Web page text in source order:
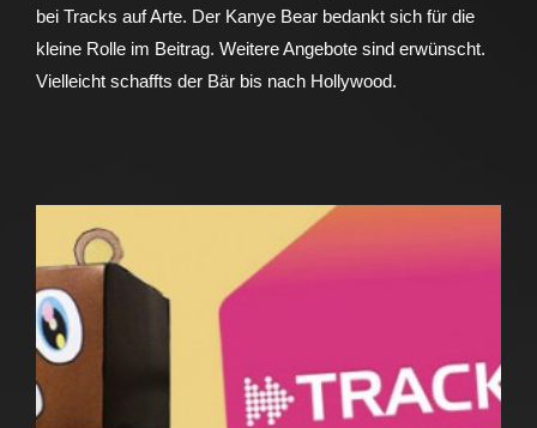
bei Tracks auf Arte. Der Kanye Bear bedankt sich für die
kleine Rolle im Beitrag. Weitere Angebote sind erwünscht.
Vielleicht schaffts der Bär bis nach Hollywood.